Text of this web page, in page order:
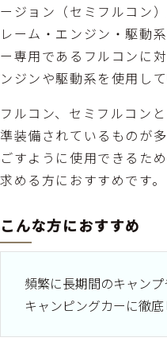
ージョン（セミフルコン
レーム・エンジン・駆動
ー専用であるフルコンに
ンジンや駆動系を使用し
フルコン、セミフルコン
準装備されているものが
ごすように使用できるた
求める方におすすめです。
こんな方におすすめ
頻繁に長期間のキャン
キャンピングカーに徹